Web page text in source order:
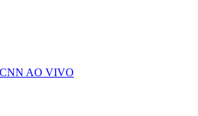
CNN AO VIVO